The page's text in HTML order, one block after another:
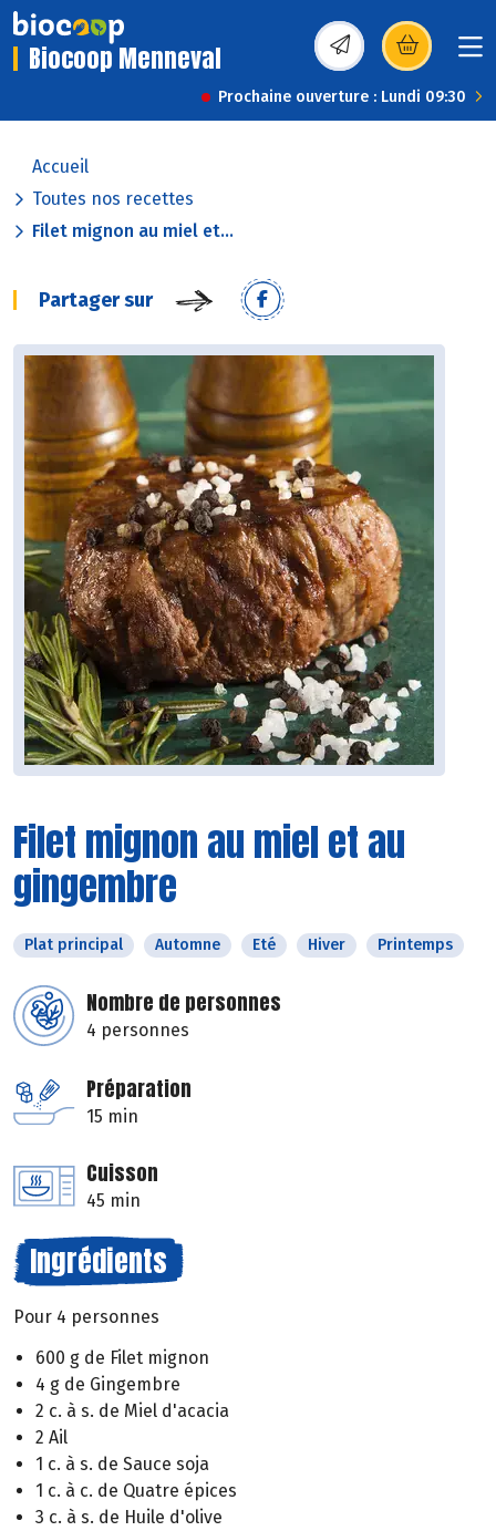
Biocoop Menneval (s’ouvre dans une
Prochaine ouverture : Lundi 09:30
Accueil
Toutes nos recettes
Filet mignon au miel et...
Partager sur
Filet mignon au miel et au
gingembre
Plat principal Automne Eté Hiver Printemps
Nombre de personnes
4 personnes
Préparation
15 min
Cuisson
45 min
Ingrédients
Pour 4 personnes
600 g de Filet mignon
4 g de Gingembre
2 c. à s. de Miel d'acacia
2 Ail
1 c. à s. de Sauce soja
1 c. à c. de Quatre épices
3 c. à s. de Huile d'olive